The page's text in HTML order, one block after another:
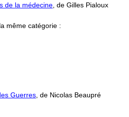
de la médecine , de Gilles Pialoux
même catégorie :
Guerres , de Nicolas Beaupré